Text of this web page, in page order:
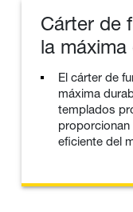
Cárter de
la máxima
El cárter de
máxima
templados
eficiente del